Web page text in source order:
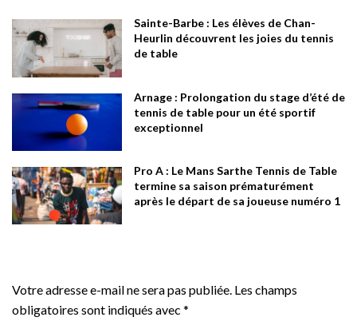
Sainte-Barbe : Les élèves de Chan-
Heurlin découvrent les joies du tennis
de table
Arnage : Prolongation du stage d’été de
tennis de table pour un été sportif
exceptionnel
Pro A : Le Mans Sarthe Tennis de Table
termine sa saison prématurément
après le départ de sa joueuse numéro 1
Votre adresse e-mail ne sera pas publiée. Les champs
obligatoires sont indiqués avec *